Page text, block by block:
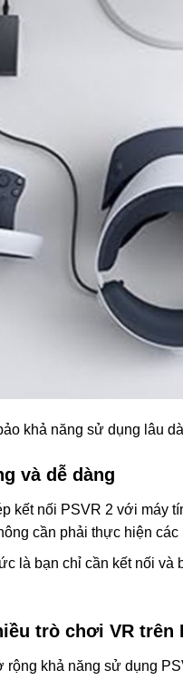
khả năng sử dụng lâu
và dễ dàng
kết nối PSVR 2 với máy
cần phải thực hiện
là bạn chỉ cần kết nối
trò chơi VR trên
rộng khả năng sử dụng